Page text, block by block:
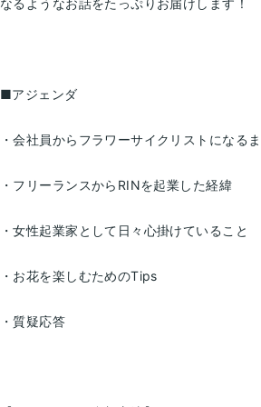
■アジェンダ
・会社員からフラワーサイクリストになる
・フリーランスからRINを起業した経緯
・女性起業家として日々心掛けていること
・お花を楽しむためのTips
・質疑応答